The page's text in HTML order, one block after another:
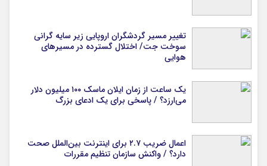
تغییر مسیر گردشگران اروپایی زیر سایه گرانی
سوخت جت/ اختلال گسترده در مسیرهای
هوایی
یک ساعت از زمان ایلان ماسک ۱۰۰ میلیون دلار
می‌ارزد؟ / پاسخی برای یک ادعای بزرگ
اعمال ضریب ۲.۷ برای اینترنت بین‌الملل صحت
دارد؟ / واکنش سازمان تنظیم مقررات